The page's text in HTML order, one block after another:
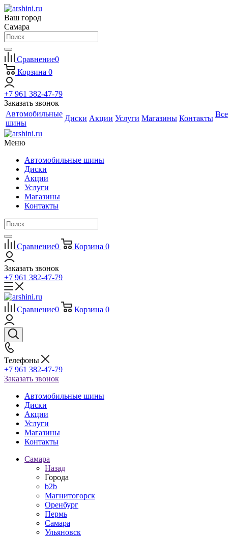
Ваш город
Самара
Сравнение0
Корзина 0
+7 961 382-47-79
Заказать звонок
Автомобильные
шины
Диски Акции Услуги Магазины Контакты Все
Меню
Автомобильные шины
Диски
Акции
Услуги
Магазины
Контакты
Сравнение0 Корзина 0
Заказать звонок
+7 961 382-47-79
Сравнение0 Корзина 0
Телефоны
+7 961 382-47-79
Заказать звонок
Автомобильные шины
Диски
Акции
Услуги
Магазины
Контакты
Самара
Назад
Города
b2b
Магнитогорск
Оренбург
Пермь
Самара
Ульяновск